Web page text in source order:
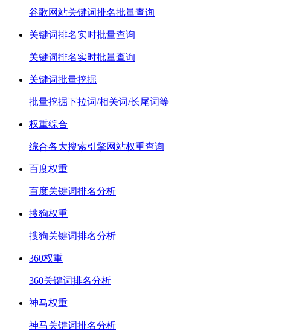
谷歌网站关键词排名批量查询
关键词排名实时批量查询
关键词排名实时批量查询
关键词批量挖掘
批量挖掘下拉词/相关词/长尾词等
权重综合
综合各大搜索引擎网站权重查询
百度权重
百度关键词排名分析
搜狗权重
搜狗关键词排名分析
360权重
360关键词排名分析
神马权重
神马关键词排名分析